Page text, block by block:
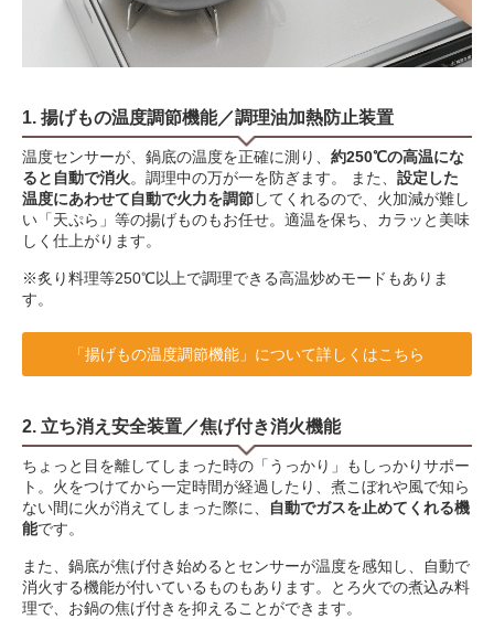
1. 揚げもの温度調節機能／調理油加熱防止装置
温度センサーが、鍋底の温度を正確に測り、 約250℃の高温にな
ると自動で消火。調理中の万が一を防ぎます。 また、 設定した
温度にあわせて自動で火力を調節してくれるので、火加減が難し
い「天ぷら」等の揚げものもお任せ。適温を保ち、カラッと美味
しく仕上がります。
※炙り料理等250℃以上で調理できる高温炒めモードもありま
す。
「揚げもの温度調節機能」について詳しくはこちら
2. 立ち消え安全装置／焦げ付き消火機能
ちょっと目を離してしまった時の「うっかり」もしっかりサポー
ト。火をつけてから一定時間が経過したり、煮こぼれや風で知ら
ない間に火が消えてしまった際に、
自動でガスを止めてくれる機
能です。
また、鍋底が焦げ付き始めるとセンサーが温度を感知し、自動で
消火する機能が付いているものもあります。とろ火での煮込み料
理で、お鍋の焦げ付きを抑えることができます。